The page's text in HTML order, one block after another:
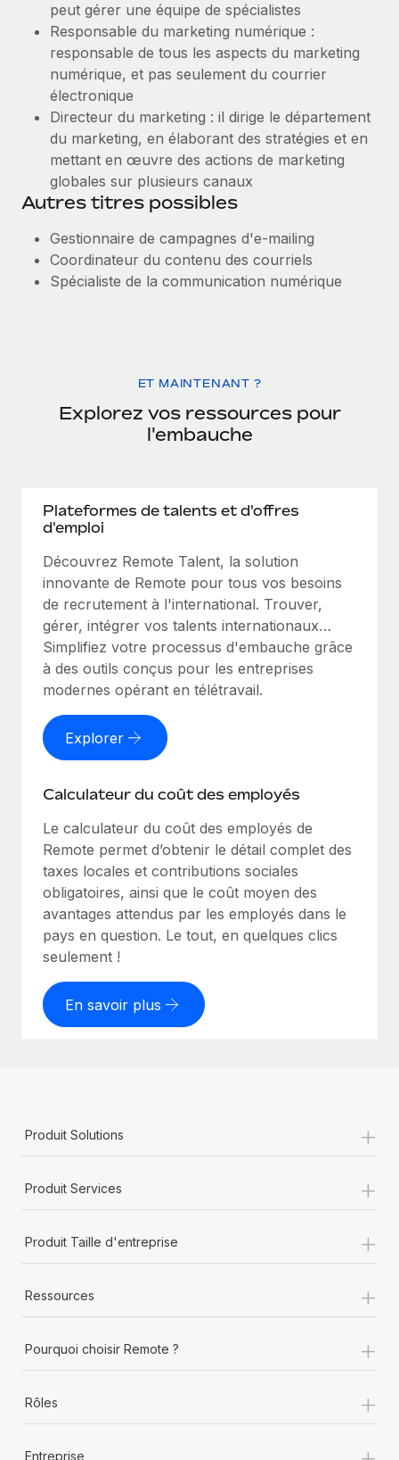
peut gérer une équipe de spécialistes
Responsable du marketing numérique :
responsable de tous les aspects du marketing
numérique, et pas seulement du courrier
électronique
Directeur du marketing : il dirige le département
du marketing, en élaborant des stratégies et en
mettant en œuvre des actions de marketing
globales sur plusieurs canaux
Autres titres possibles
Gestionnaire de campagnes d'e-mailing
Coordinateur du contenu des courriels
Spécialiste de la communication numérique
ET MAINTENANT ?
Explorez vos ressources pour
l'embauche
Plateformes de talents et d'offres
d'emploi
Découvrez Remote Talent, la solution
innovante de Remote pour tous vos besoins
de recrutement à l'international. Trouver,
gérer, intégrer vos talents internationaux…
Simplifiez votre processus d'embauche grâce
à des outils conçus pour les entreprises
modernes opérant en télétravail.
Explorer
Calculateur du coût des employés
Le calculateur du coût des employés de
Remote permet d’obtenir le détail complet des
taxes locales et contributions sociales
obligatoires, ainsi que le coût moyen des
avantages attendus par les employés dans le
pays en question. Le tout, en quelques clics
seulement !
En savoir plus
Produit Solutions +
Produit Services +
Produit Taille d'entreprise +
Ressources +
Pourquoi choisir Remote ? +
Rôles +
Entreprise